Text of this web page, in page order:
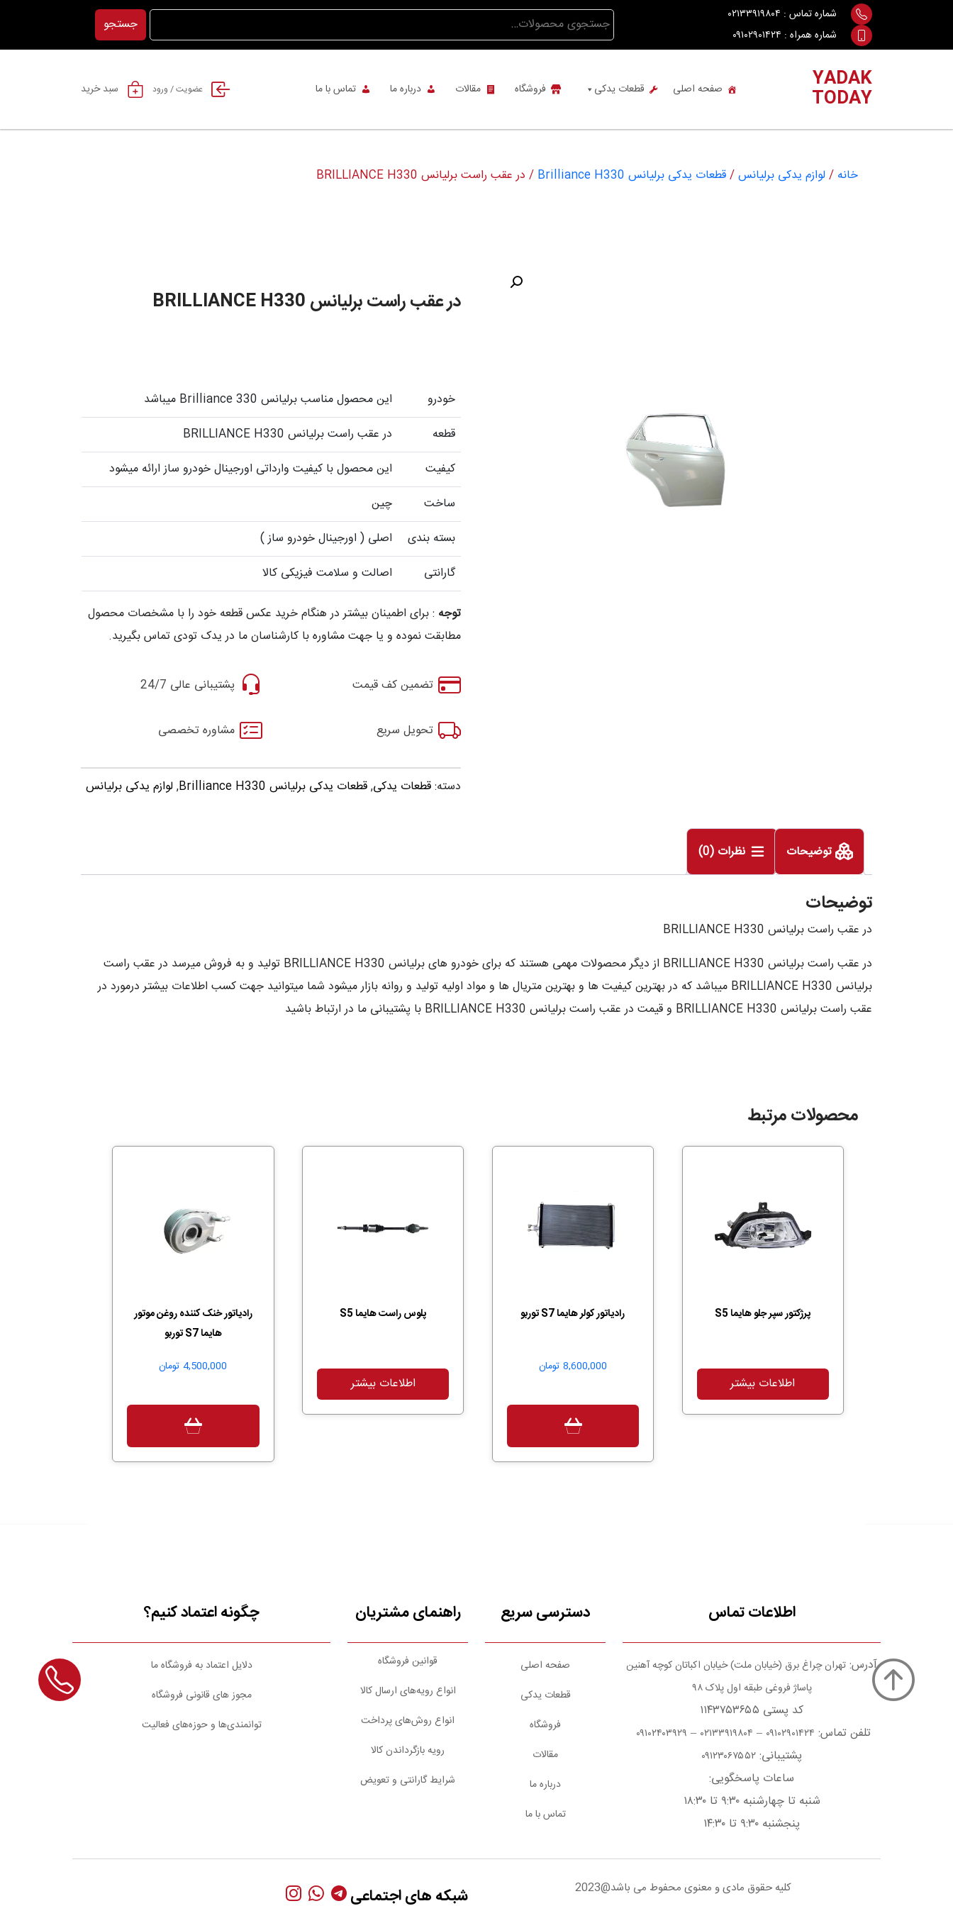
content
شماره تماس : ۰۲۱۳۳۹۱۹۸۰۴
شماره همراه : ۰۹۱۰۲۹۰۱۴۲۴
جستجو
برای:
جستجو
YADAK
TODAY صفحه اصلی قطعات یدکی فروشگاه مقالات درباره ما تماس با ما عضویت / ورود سبد خرید
خانه / لوازم یدکی برلیانس/قطعات یدکی برلیانس Brilliance H330 / در عقب راست برلیانس BRILLIANCE H330
در عقب راست برلیانس BRILLIANCE H330
خودرو
این محصول مناسب برلیانس Brilliance 330 میباشد
قطعه
در عقب راست برلیانس BRILLIANCE H330
کیفیت
این محصول با کیفیت وارداتی اورجینال خودرو ساز ارائه میشود
ساخت
چین
بسته بندی
اصلی ( اورجینال خودرو ساز )
گارانتی
اصالت و سلامت فیزیکی کالا
توجه : برای اطمینان بیشتر در هنگام خرید عکس قطعه خود را با مشخصات محصول
مطابقت نموده و یا جهت مشاوره با کارشناسان ما در یدک تودی تماس بگیرید.
تضمین کف قیمت پشتیبانی عالی 24/7
تحویل سریع مشاوره تخصصی
دسته:قطعات یدکی,قطعات یدکی برلیانس Brilliance H330 ,لوازم یدکی برلیانس
توضیحات نظرات (0)
توضیحات
در عقب راست برلیانس BRILLIANCE H330
در عقب راست برلیانس BRILLIANCE H330 از دیگر محصولات مهمی هستند که برای خودرو های برلیانس BRILLIANCE H330 تولید و به فروش میرسد در عقب راست
برلیانس BRILLIANCE H330 میباشد که در بهترین کیفیت ها و بهترین متریال ها و مواد اولیه تولید و روانه بازار میشود شما میتوانید جهت کسب اطلاعات بیشتر درمورد در
عقب راست برلیانس BRILLIANCE H330 و قیمت در عقب راست برلیانس BRILLIANCE H330 با پشتیبانی ما در ارتباط باشید
محصولات مرتبط
پرژکتور سپر جلو هایما S5
اطلاعات بیشتر
رادیاتور کولر هایما S7 توربو
8,600,000 تومان
پلوس راست هایما S5
اطلاعات بیشتر
رادیاتور خنک کننده روغن موتور
هایما S7 توربو
4,500,000 تومان
اطلاعات تماس
آدرس: تهران چراغ برق (خیابان ملت) خیابان اکباتان کوچه آهنین
پاساژ فروغی طبقه اول پلاک ۹۸
کد پستی ۱۱۴۳۷۵۳۶۵۵
تلفن تماس: ۰۹۱۰۲۹۰۱۴۲۴ – ۰۲۱۳۳۹۱۹۸۰۴ – ۰۹۱۰۲۴۰۳۹۲۹
پشتیبانی: ۰۹۱۲۳۰۶۷۵۵۲
ساعات پاسخگویی:
شنبه تا چهارشنبه ۹:۳۰ تا ۱۸:۳۰
پنجشنبه ۹:۳۰ تا ۱۴:۳۰
دسترسی سریع
صفحه اصلی
قطعات یدکی
فروشگاه
مقالات
درباره ما
تماس با ما
راهنمای مشتریان
قوانین فروشگاه
انواع رویه‌های ارسال کالا
انواع روش‌های پرداخت
رویه بازگرداندن کالا
شرایط گارانتی و تعویض
چگونه اعتماد کنیم؟
دلایل اعتماد به فروشگاه ما
مجوز های قانونی فروشگاه
توانمندی‌ها و حوزه‌های فعالیت
کلیه حقوق مادی و معنوی محفوط می باشد@2023 شبکه های اجتماعی